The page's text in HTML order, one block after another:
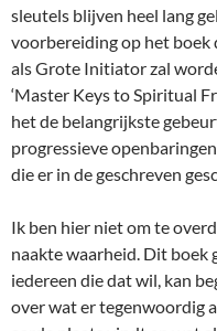
sleutels blijven heel lang
voorbereiding op het
als Grote Initiator zal
‘Master Keys to Spiritual
het de belangrijkste
progressieve
die er in de geschreven
Ik ben hier niet om te
naakte waarheid. Dit boek
iedereen die dat wil, kan
over wat er tegenwoordig